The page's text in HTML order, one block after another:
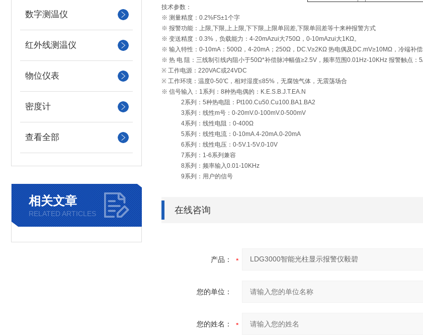
数字测温仪
红外线测温仪
物位仪表
密度计
查看全部
相关文章
RELATED ARTICLES
技术参数：
※ 测量精度：0.2%FS±1个字
※ 报警功能：上限,下限,上上限,下下限,上限单回差,下限单回差等十来种报警方式
※ 变送精度：0.3%，负载能力：4-20mAzui大750Ω，0-10mAzui大1KΩ。
※ 输入特性：0-10mA：500Ω，4-20mA；250Ω，DC.V≥2KΩ 热电偶及DC.mV≥10MΩ，冷端补
※ 热 电 阻：三线制引线内阻小于50Ω*补偿脉冲幅值≥2.5V，频率范围0.01Hz-10KHz 报警触点：
※ 工作电源：220VAC或24VDC
※ 工作环境：温度0-50℃，相对湿度≤85%，无腐蚀气体，无震荡场合
※ 信号输入：1系列：8种热电偶的：K.E.S.B.J.T.EA.N
2系列：5种热电阻：Pt100.Cu50.Cu100.BA1.BA2
3系列：线性m号：0-20mV.0-100mV.0-500mV
4系列：线性电阻：0-400Ω
5系列：线性电流：0-10mA.4-20mA.0-20mA
6系列：线性电压：0-5V.1-5V.0-10V
7系列：1-6系列兼容
8系列：频率输入0.01-10KHz
9系列：用户的信号
在线咨询
产品：
您的单位：
您的姓名：